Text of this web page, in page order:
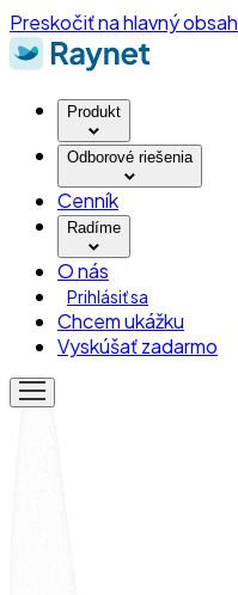
Preskočiť na hlavný obsah
Produkt
Odborové riešenia
Cenník
Radíme
O nás
Prihlásiť sa
Chcem ukážku
Vyskúšať zadarmo